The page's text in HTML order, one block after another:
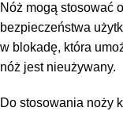
Nóż mogą stosować
bezpieczeństwa
w blokadę, która
nóż jest nieużywany.
Do stosowania noży